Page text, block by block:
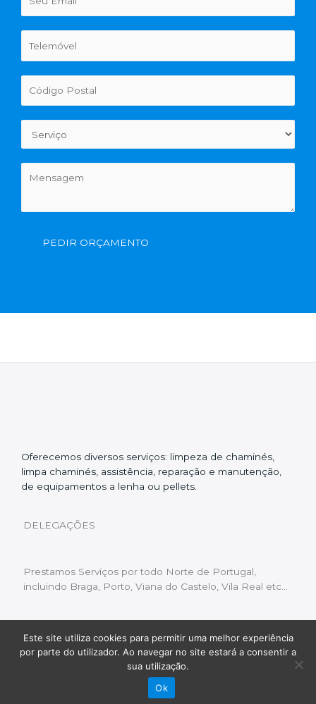
PEDIR ORÇAMENTO
Oferecemos diversos serviços: limpeza de chaminés,
limpa chaminés, assistência, reparação e manutenção,
de equipamentos a lenha ou pellets.
DELEGAÇÕES
Prestamos Serviços por todo Norte de Portugal,
incluindo Braga, Porto, Viana do Castelo, Vila Real etc…
Livro de Reclamações | Política de Privacidade
Copyright © 2022 Limpeza Chaminés | Desenvolvido
Fluxo Digital – a inovar a web
Este site utiliza cookies para permitir uma melhor experiência
por parte do utilizador. Ao navegar no site estará a consentir a
sua utilização.
Ok